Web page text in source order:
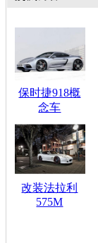
保时捷918概
念车
改装法拉利
575M